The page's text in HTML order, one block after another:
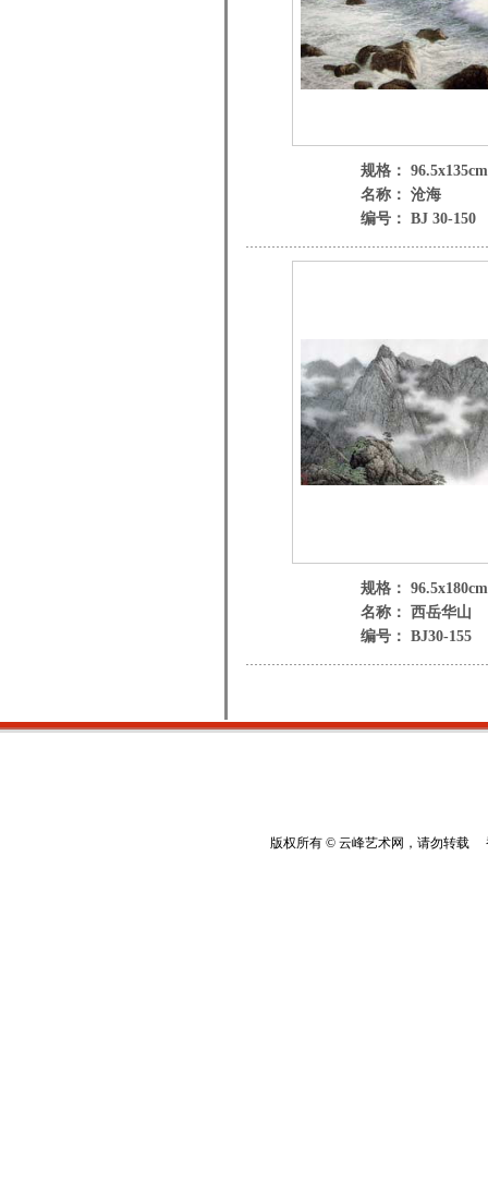
规格： 96.5x135cm
名称： 沧海
编号： BJ 30-150
规格： 96.5x180cm
名称： 西岳华山
编号： BJ30-155
版权所有 © 云峰艺术网，请勿转载